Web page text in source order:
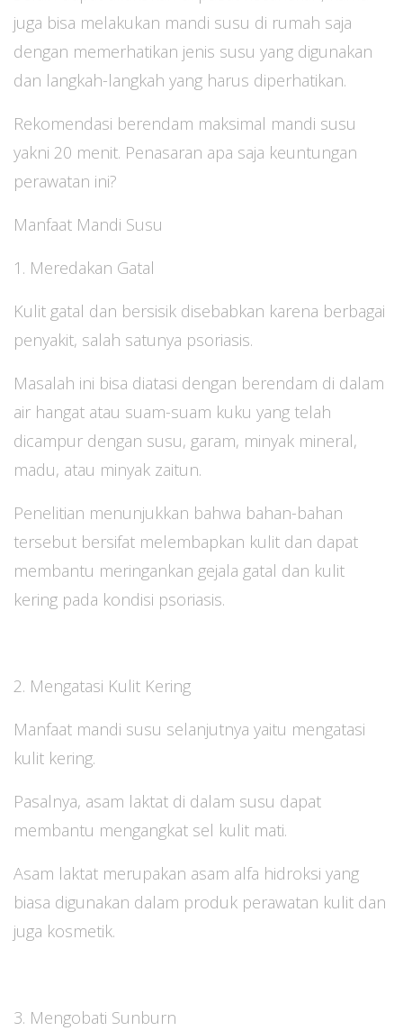
juga bisa melakukan mandi susu di rumah saja
dengan memerhatikan jenis susu yang digunakan
dan langkah-langkah yang harus diperhatikan.
Rekomendasi berendam maksimal mandi susu
yakni 20 menit. Penasaran apa saja keuntungan
perawatan ini?
Manfaat Mandi Susu
1. Meredakan Gatal
Kulit gatal dan bersisik disebabkan karena berbagai
penyakit, salah satunya psoriasis.
Masalah ini bisa diatasi dengan berendam di dalam
air hangat atau suam-suam kuku yang telah
dicampur dengan susu, garam, minyak mineral,
madu, atau minyak zaitun.
Penelitian menunjukkan bahwa bahan-bahan
tersebut bersifat melembapkan kulit dan dapat
membantu meringankan gejala gatal dan kulit
kering pada kondisi psoriasis.
2. Mengatasi Kulit Kering
Manfaat mandi susu selanjutnya yaitu mengatasi
kulit kering.
Pasalnya, asam laktat di dalam susu dapat
membantu mengangkat sel kulit mati.
Asam laktat merupakan asam alfa hidroksi yang
biasa digunakan dalam produk perawatan kulit dan
juga kosmetik.
3. Mengobati Sunburn